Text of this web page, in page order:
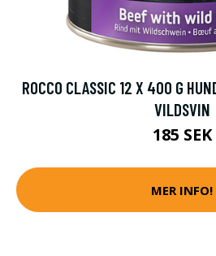
ROCCO CLASSIC 12 X 400 G
VILDSVIN
185 SEK
MER INFO!